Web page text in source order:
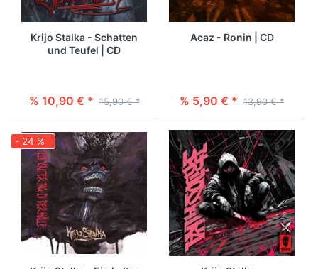
Krijo Stalka - Schatten
und Teufel | CD
% 10,90 € * 15,90 € *
Acaz - Ronin | CD
% 5,90 € * 13,90 € *
- 24 %